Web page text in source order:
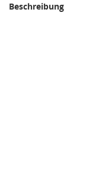
Beschreibung